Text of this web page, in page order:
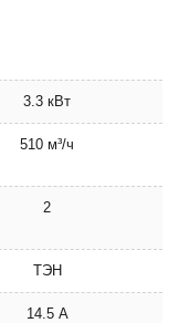
3.3 кВт
510 м³/ч
2
ТЭН
14.5 А